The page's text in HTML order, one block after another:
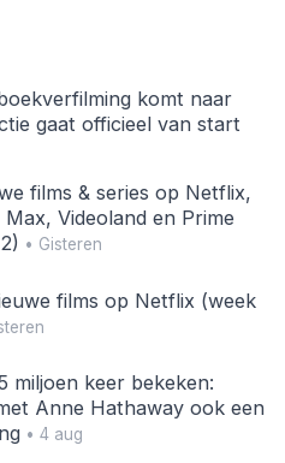
komt naar
gaat officieel van start
films & series op Netflix,
Max, Videoland en Prime
• Gisteren
films op Netflix (week
miljoen keer bekeken:
Anne Hathaway ook een
• 4 aug